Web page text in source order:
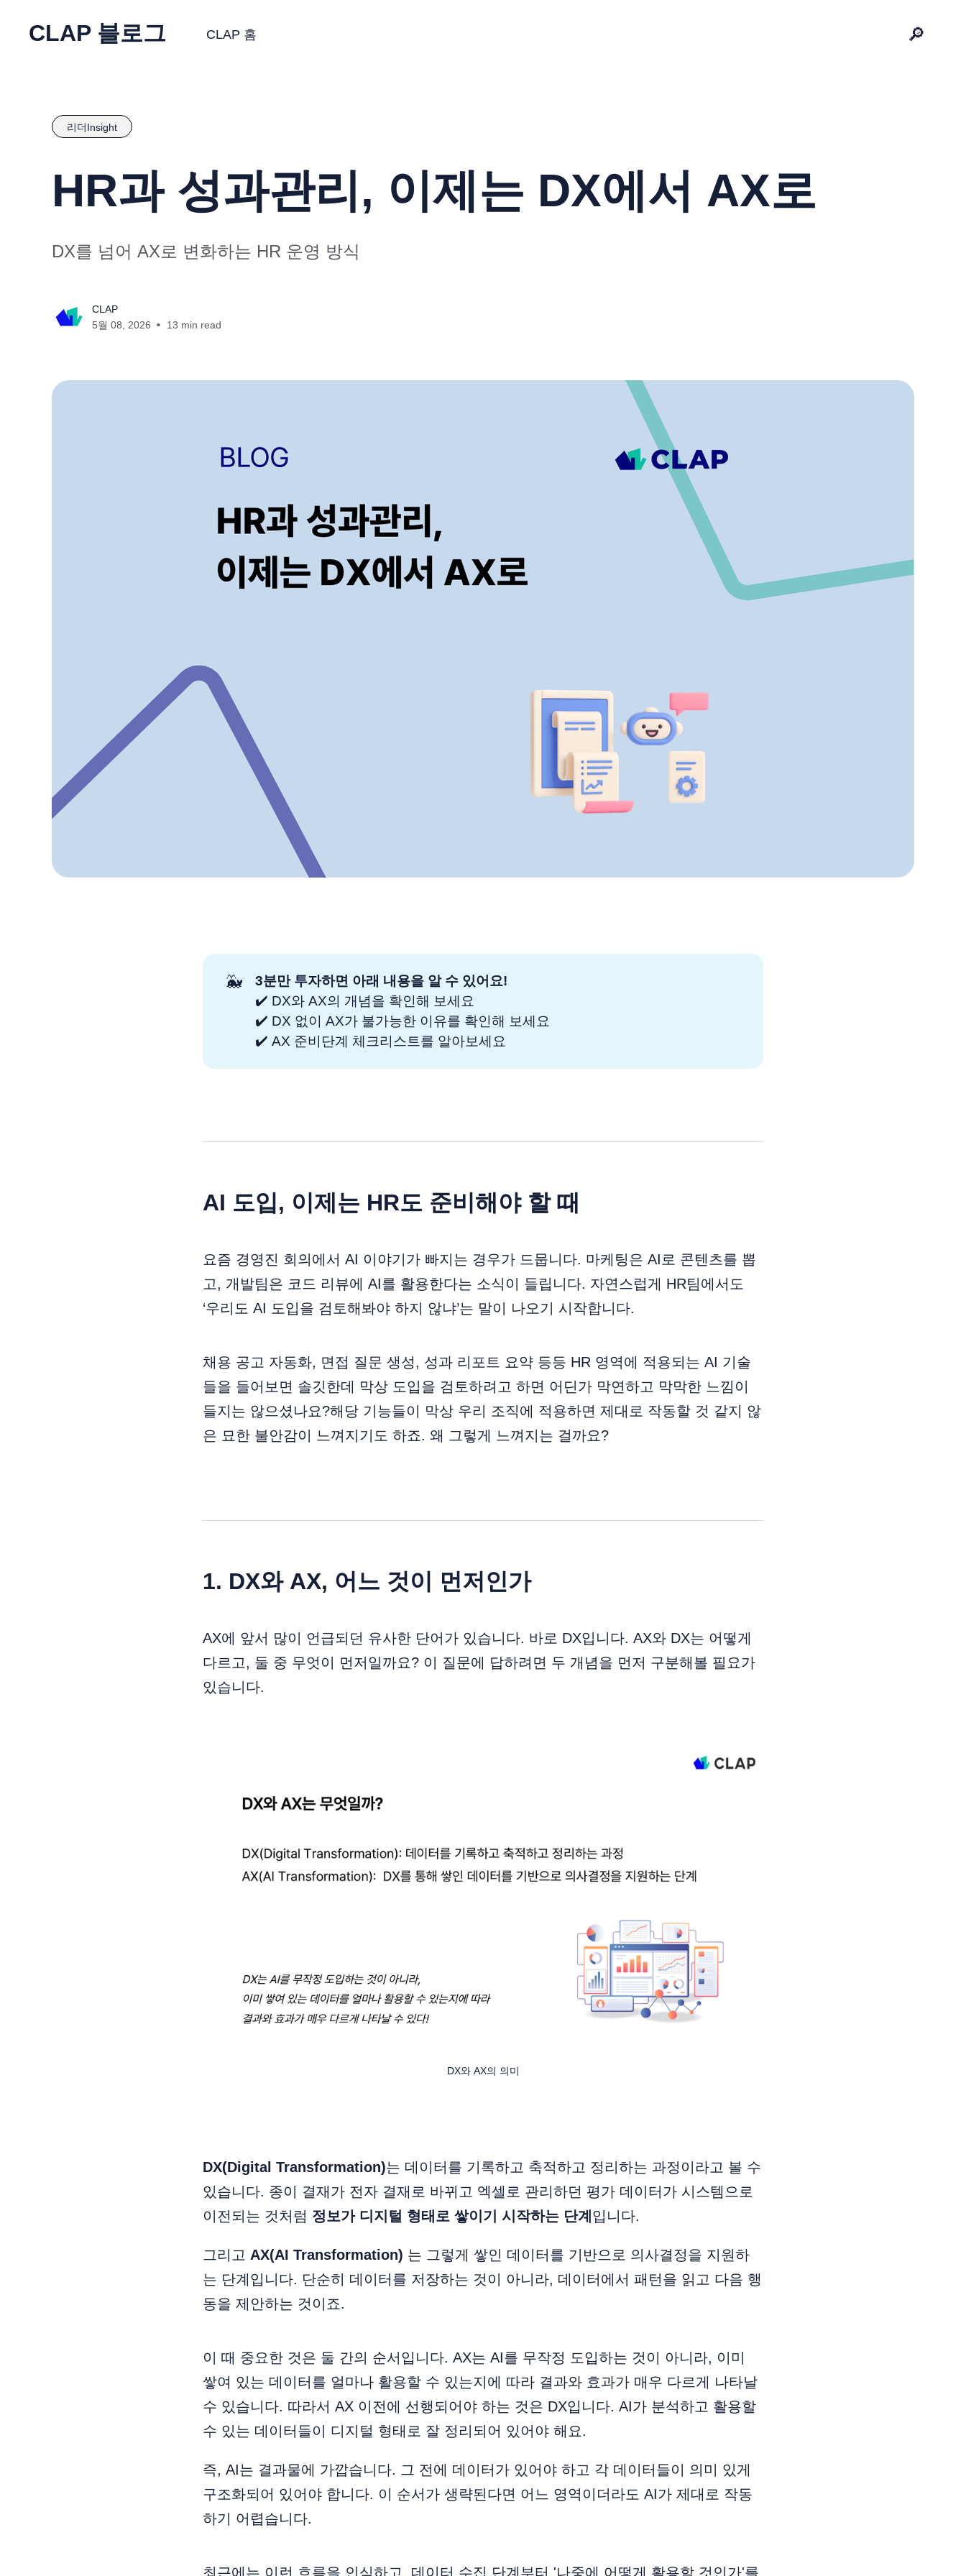
CLAP 블로그 CLAP 홈 🔎
리더Insight
HR과 성과관리, 이제는 DX에서 AX로
DX를 넘어 AX로 변화하는 HR 운영 방식
CLAP
5월 08, 2026
13 min read
🐳
3분만 투자하면 아래 내용을 알 수 있어요!
✔️ DX와 AX의 개념을 확인해 보세요
✔️ DX 없이 AX가 불가능한 이유를 확인해 보세요
✔️ AX 준비단계 체크리스트를 알아보세요
AI 도입, 이제는 HR도 준비해야 할 때
요즘 경영진 회의에서 AI 이야기가 빠지는 경우가 드뭅니다. 마케팅은 AI로 콘텐츠를 뽑
고, 개발팀은 코드 리뷰에 AI를 활용한다는 소식이 들립니다. 자연스럽게 HR팀에서도
‘우리도 AI 도입을 검토해봐야 하지 않냐’는 말이 나오기 시작합니다.
채용 공고 자동화, 면접 질문 생성, 성과 리포트 요약 등등 HR 영역에 적용되는 AI 기술
들을 들어보면 솔깃한데 막상 도입을 검토하려고 하면 어딘가 막연하고 막막한 느낌이
들지는 않으셨나요?해당 기능들이 막상 우리 조직에 적용하면 제대로 작동할 것 같지 않
은 묘한 불안감이 느껴지기도 하죠. 왜 그렇게 느껴지는 걸까요?
1. DX와 AX, 어느 것이 먼저인가
AX에 앞서 많이 언급되던 유사한 단어가 있습니다. 바로 DX입니다. AX와 DX는 어떻게
다르고, 둘 중 무엇이 먼저일까요? 이 질문에 답하려면 두 개념을 먼저 구분해볼 필요가
있습니다.
DX와 AX의 의미
DX(Digital Transformation)는 데이터를 기록하고 축적하고 정리하는 과정이라고 볼 수
있습니다. 종이 결재가 전자 결재로 바뀌고 엑셀로 관리하던 평가 데이터가 시스템으로
이전되는 것처럼 정보가 디지털 형태로 쌓이기 시작하는 단계 입니다.
그리고 AX(AI Transformation) 는 그렇게 쌓인 데이터를 기반으로 의사결정을 지원하
는 단계입니다. 단순히 데이터를 저장하는 것이 아니라, 데이터에서 패턴을 읽고 다음 행
동을 제안하는 것이죠.
이 때 중요한 것은 둘 간의 순서입니다. AX는 AI를 무작정 도입하는 것이 아니라, 이미
쌓여 있는 데이터를 얼마나 활용할 수 있는지에 따라 결과와 효과가 매우 다르게 나타날
수 있습니다. 따라서 AX 이전에 선행되어야 하는 것은 DX입니다. AI가 분석하고 활용할
수 있는 데이터들이 디지털 형태로 잘 정리되어 있어야 해요.
즉, AI는 결과물에 가깝습니다. 그 전에 데이터가 있어야 하고 각 데이터들이 의미 있게
구조화되어 있어야 합니다. 이 순서가 생략된다면 어느 영역이더라도 AI가 제대로 작동
하기 어렵습니다.
최근에는 이런 흐름을 인식하고, 데이터 수집 단계부터 '나중에 어떻게 활용할 것인가'를